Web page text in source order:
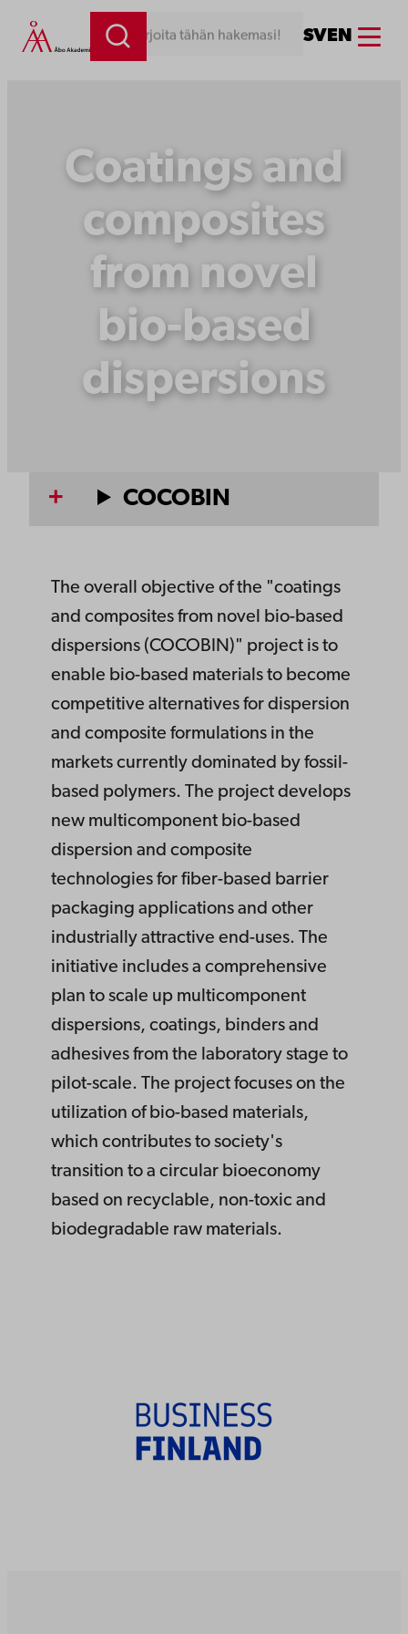
Siirry
sisältöön
Kirjoita tähän hakemasi! SVEN Menu
Coatings and
composites
from novel
bio-based
dispersions
COCOBIN
The overall objective of the "coatings
and composites from novel bio-based
dispersions (COCOBIN)" project is to
enable bio-based materials to become
competitive alternatives for dispersion
and composite formulations in the
markets currently dominated by fossil-
based polymers. The project develops
new multicomponent bio-based
dispersion and composite
technologies for fiber-based barrier
packaging applications and other
industrially attractive end-uses. The
initiative includes a comprehensive
plan to scale up multicomponent
dispersions, coatings, binders and
adhesives from the laboratory stage to
pilot-scale. The project focuses on the
utilization of bio-based materials,
which contributes to society's
transition to a circular bioeconomy
based on recyclable, non-toxic and
biodegradable raw materials.